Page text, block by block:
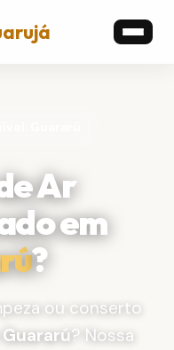
Guararú
Ar
em
?
ou conserto
Guararú? Nossa